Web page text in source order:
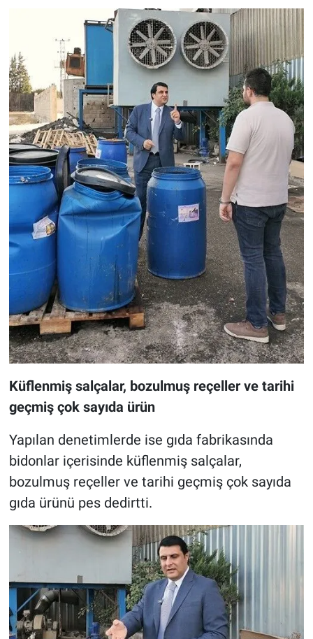
Küflenmiş salçalar, bozulmuş reçeller ve tarihi
geçmiş çok sayıda ürün
Yapılan denetimlerde ise gıda fabrikasında
bidonlar içerisinde küflenmiş salçalar,
bozulmuş reçeller ve tarihi geçmiş çok sayıda
gıda ürünü pes dedirtti.